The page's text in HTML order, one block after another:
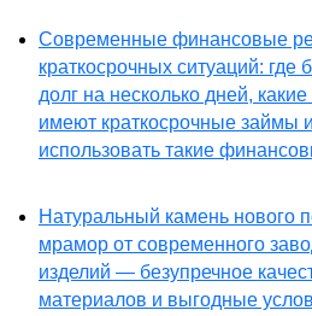
Современные финансовые
краткосрочных ситуаций: где
долг на несколько дней,
имеют краткосрочные займы
использовать такие
Натуральный камень нового
мрамор от современного
изделий — безупречное
материалов и выгодные